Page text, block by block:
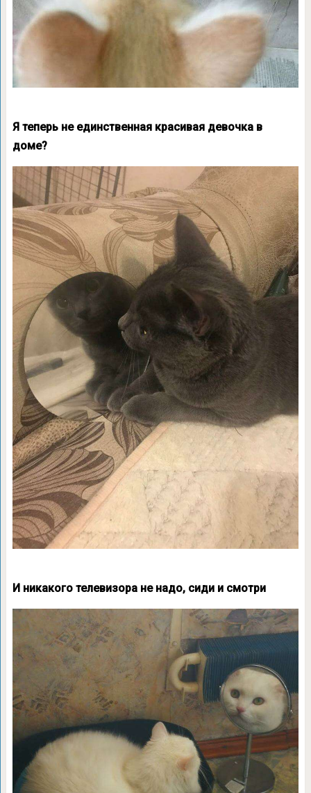
Я теперь не единственная красивая девочка в
доме?
И никакого телевизора не надо, сиди и смотри